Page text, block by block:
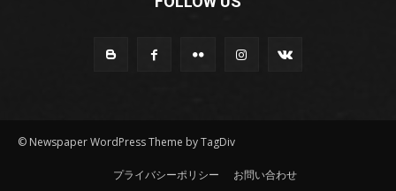
© Newspaper WordPress Theme by TagDiv
プライバシーポリシー お問い合わせ